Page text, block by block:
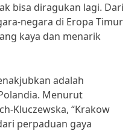
bisa diragukan lagi. Dari
negara di Eropa Timur
kaya dan menarik
adalah
Menurut
Kluczewska, “Krakow
perpaduan gaya